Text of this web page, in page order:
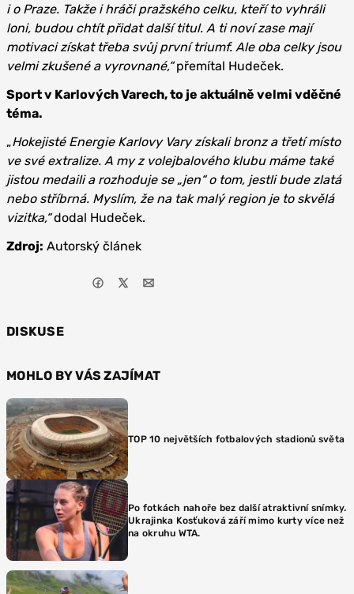
i o Praze. Takže i hráči pražského celku, kteří to vyhráli
loni, budou chtít přidat další titul. A ti noví zase mají
motivaci získat třeba svůj první triumf. Ale oba celky jsou
velmi zkušené a vyrovnané,“přemítal Hudeček.
Sport v Karlových Varech, to je aktuálně velmi vděčné
téma.
„Hokejisté Energie Karlovy Vary získali bronz a třetí místo
ve své extralize. A my z volejbalového klubu máme také
jistou medaili a rozhoduje se „jen“ o tom, jestli bude zlatá
nebo stříbrná. Myslím, že na tak malý region je to skvělá
vizitka,“dodal Hudeček.
Zdroj: Autorský článek
DISKUSE
MOHLO BY VÁS ZAJÍMAT
TOP 10 největších fotbalových stadionů světa
Po fotkách nahoře bez další atraktivní snímky.
Ukrajinka Kosťuková září mimo kurty více než
na okruhu WTA.